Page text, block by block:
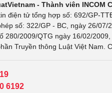
- Thành viên INCOM
điện tử tổng hợp số: 692/GP-
số: 322/GP - BC, ngày 26/
280/2009/QTG ngày 16/02/
Truyền thông Luật Việt Nam.
6192